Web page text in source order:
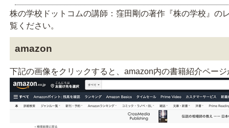
講座一覧
ログイン
株の学校ドットコムの講師：窪田剛の著作『株の学校』の
覧ください。
amazon
下記の画像をクリックすると、amazon内の書籍紹介ペー